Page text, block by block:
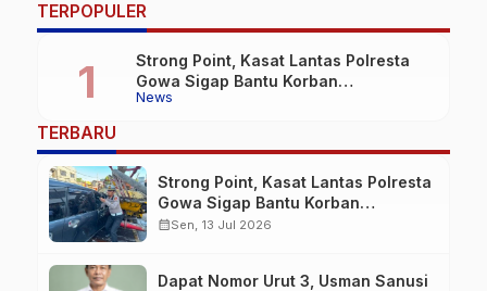
TERPOPULER
News
Strong Point, Kasat Lantas Polresta
Gowa Sigap Bantu Korban
Kecelakaan
TERBARU
Strong Point, Kasat Lantas Polresta
Gowa Sigap Bantu Korban
Kecelakaan
calendar_monthSen, 13 Jul 2026
Dapat Nomor Urut 3, Usman Sanusi